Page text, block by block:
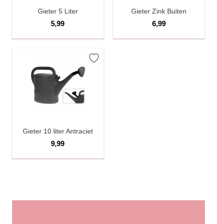
Gieter 5 Liter
5,99
Gieter Zink Buiten
6,99
Gieter 10 liter Antraciet
9,99